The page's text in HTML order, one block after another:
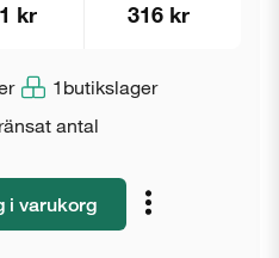
1 butikslager
antal
kr 316 kr
i varukorg